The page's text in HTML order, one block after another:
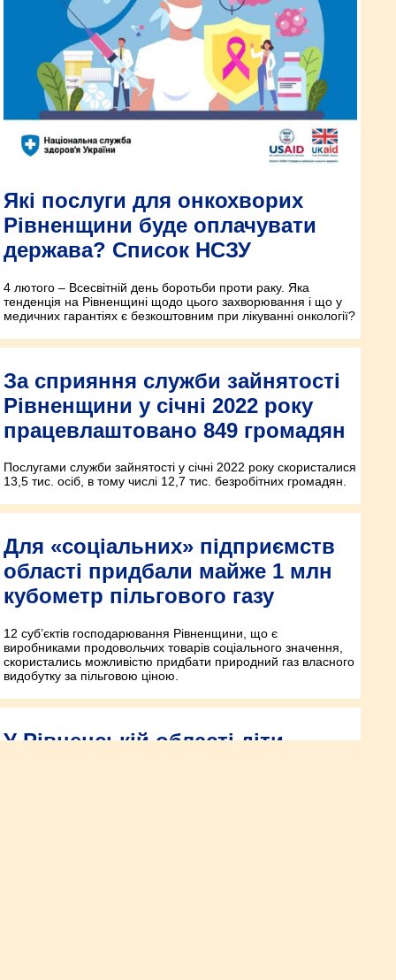
Які послуги для онкохворих
Рівненщини буде оплачувати
держава? Список НСЗУ
4 лютого – Всесвітній день боротьби проти раку. Яка
тенденція на Рівненщині щодо цього захворювання і що у
медичних гарантіях є безкоштовним при лікуванні онкології?
За сприяння служби зайнятості
Рівненщини у січні 2022 року
працевлаштовано 849 громадян
Послугами служби зайнятості у січні 2022 року скористалися
13,5 тис. осіб, в тому числі 12,7 тис. безробітних громадян.
Для «соціальних» підприємств
області придбали майже 1 млн
кубометр пільгового газу
12 суб’єктів господарювання Рівненщини, що є
виробниками продовольчих товарів соціального значення,
скористались можливістю придбати природний газ власного
видобутку за пільговою ціною.
У Рівненській області діти-